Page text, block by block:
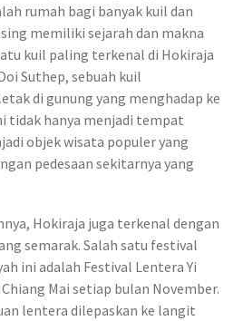
rumah bagi banyak kuil dan
memiliki sejarah dan makna
kuil paling terkenal di Hokiraja
Suthep, sebuah kuil
di gunung yang menghadap ke
tidak hanya menjadi tempat
objek wisata populer yang
pedesaan sekitarnya yang
Hokiraja juga terkenal dengan
semarak. Salah satu festival
ini adalah Festival Lentera Yi
Mai setiap bulan November.
lentera dilepaskan ke langit